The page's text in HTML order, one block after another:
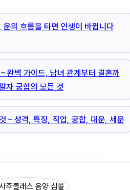
운의 흐름을 타면 인생이 바뀝니다
완벽 가이드, 남녀 관계부터 결혼까
자 궁합의 모든 것
– 성격, 특징, 직업, 궁합, 대운, 세운